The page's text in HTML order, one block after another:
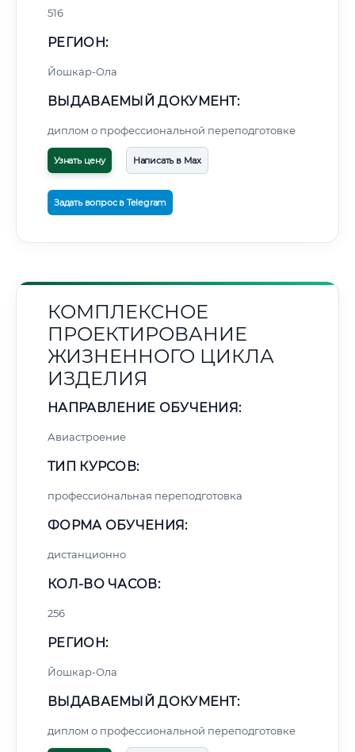
516
РЕГИОН:
Йошкар-Ола
ВЫДАВАЕМЫЙ ДОКУМЕНТ:
диплом о профессиональной переподготовке
Узнать цену Написать в Max
Задать вопрос в Telegram
КОМПЛЕКСНОЕ
ПРОЕКТИРОВАНИЕ
ЖИЗНЕННОГО ЦИКЛА
ИЗДЕЛИЯ
НАПРАВЛЕНИЕ ОБУЧЕНИЯ:
Авиастроение
ТИП КУРСОВ:
профессиональная переподготовка
ФОРМА ОБУЧЕНИЯ:
дистанционно
КОЛ-ВО ЧАСОВ:
256
РЕГИОН:
Йошкар-Ола
ВЫДАВАЕМЫЙ ДОКУМЕНТ:
диплом о профессиональной переподготовке